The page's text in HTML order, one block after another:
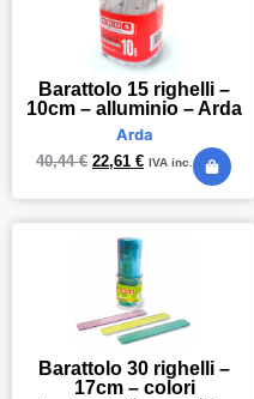
Barattolo 15 righelli –
10cm – alluminio – Arda
Arda
40,44€ 22,61 € IVA inc.
Barattolo 30 righelli –
17cm – colori